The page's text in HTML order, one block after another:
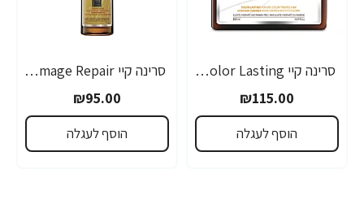
סרינה קיי Color Lasting מסכת חמאת שיאה לשיער צבוע ומובהר 500 מ"ל - מבית Saryna Key
₪115.00
הוסף לעגלה
סרינה קיי Damage Repair שמן שיאה לשיער עבה ויבש 105 מ"ל - מבית Saryna Key
₪95.00
הוסף לעגלה